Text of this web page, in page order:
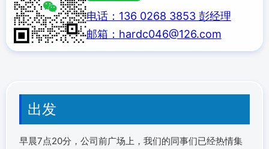
电话：136 0268 3853 彭经理
邮箱：hardc046@126.com
出发
早晨7点20分，公司前广场上，我们的同事们已经热情集